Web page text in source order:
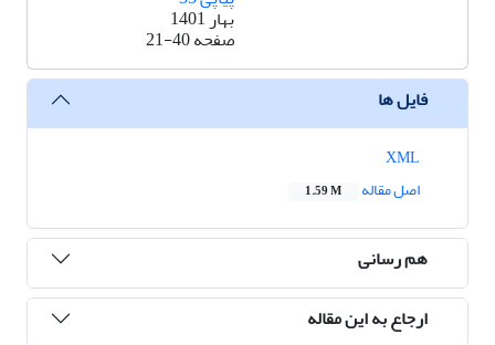
بهار 1401
صفحه21-40
فایل ها
اصل مقاله
1.59 M
هم رسانی
ارجاع به این مقاله